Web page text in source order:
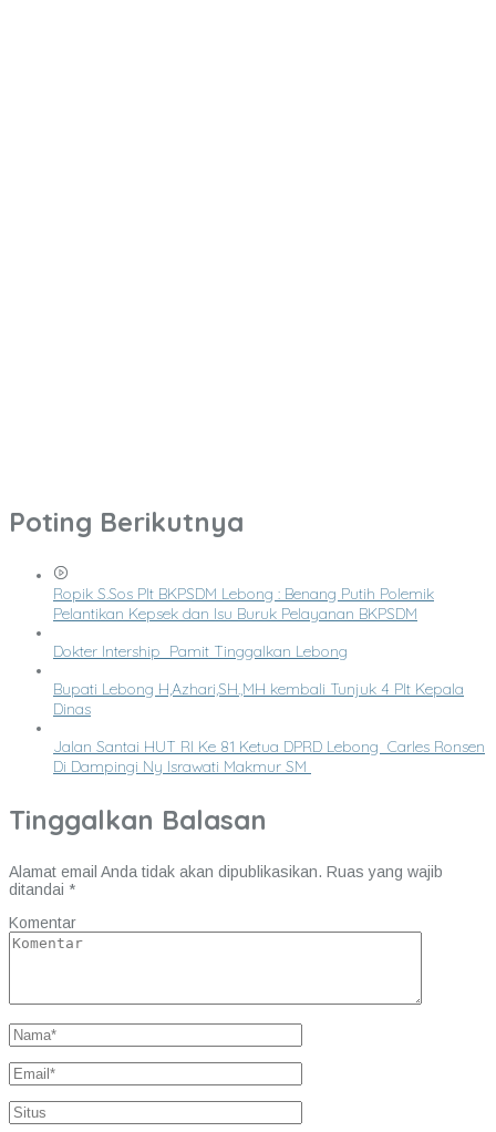
Poting Berikutnya
Ropik S.Sos Plt BKPSDM Lebong : Benang Putih Polemik
Pelantikan Kepsek dan Isu Buruk Pelayanan BKPSDM
Dokter Intership Pamit Tinggalkan Lebong
Bupati Lebong H,Azhari,SH.,MH kembali Tunjuk 4 Plt Kepala
Dinas
Jalan Santai HUT RI Ke 81 Ketua DPRD Lebong Carles Ronsen
Di Dampingi Ny Israwati Makmur SM
Tinggalkan Balasan
Alamat email Anda tidak akan dipublikasikan. Ruas yang wajib
ditandai *
Komentar